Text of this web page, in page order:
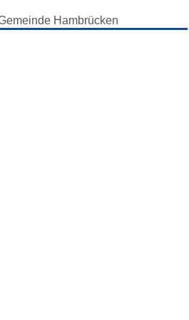
Hambrücken